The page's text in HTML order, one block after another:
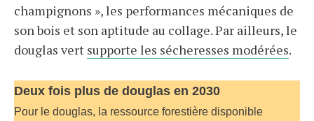
champignons », les performances mécaniques de
son bois et son aptitude au collage. Par ailleurs, le
douglas vert supporte les sécheresses modérées.
Deux fois plus de douglas en 2030
Pour le douglas, la ressource forestière disponible